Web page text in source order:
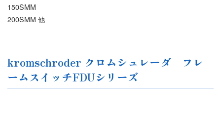
150SMM
200SMM 他
kromschroder クロムシュレーダ フレ
ームスイッチFDUシリーズ